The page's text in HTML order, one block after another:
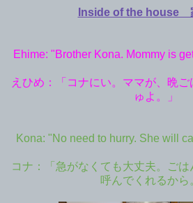
Inside of the house
Ehime: "Brother Kona. Mommy is
えひめ：「コナにい。ママが、晩
ゅよ。」
Kona: "No need to hurry. She will
コナ：「急がなくても大丈夫。ご
呼んでくれるから